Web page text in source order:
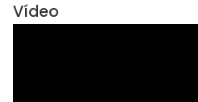
Vídeo